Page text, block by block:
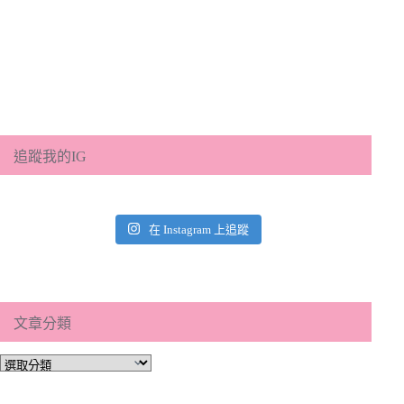
追蹤我的IG
在 Instagram 上追蹤
文章分類
文